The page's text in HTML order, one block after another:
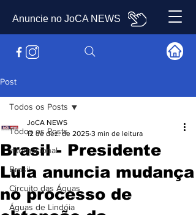
Anuncie no JoCA NEWS
Post
Todos os Posts
Internacional
Brasil
Circuito das Águas
Águas de Lindóia
Todos os Posts
Brasil - Presidente
Lula anuncia mudança
no processo de
JoCA NEWS
12 de dez. de 2025 3 min de leitura